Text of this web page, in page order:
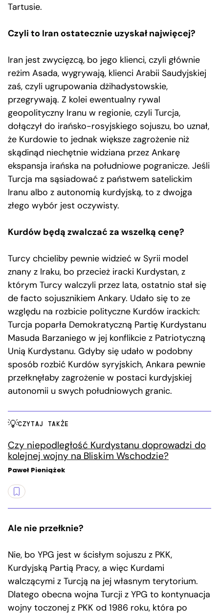
Tartusie.
Czyli to Iran ostatecznie uzyskał najwięcej?
Iran jest zwycięzcą, bo jego klienci, czyli głównie
reżim Asada, wygrywają, klienci Arabii Saudyjskiej
zaś, czyli ugrupowania dżihadystowskie,
przegrywają. Z kolei ewentualny rywal
geopolityczny Iranu w regionie, czyli Turcja,
dołączył do irańsko-rosyjskiego sojuszu, bo uznał,
że Kurdowie to jednak większe zagrożenie niż
skądinąd niechętnie widziana przez Ankarę
ekspansja irańska na południowe pogranicze. Jeśli
Turcja ma sąsiadować z państwem satelickim
Iranu albo z autonomią kurdyjską, to z dwojga
złego wybór jest oczywisty.
Kurdów będą zwalczać za wszelką cenę?
Turcy chcieliby pewnie widzieć w Syrii model
znany z Iraku, bo przecież iracki Kurdystan, z
którym Turcy walczyli przez lata, ostatnio stał się
de facto sojusznikiem Ankary. Udało się to ze
względu na rozbicie polityczne Kurdów irackich:
Turcja poparła Demokratyczną Partię Kurdystanu
Masuda Barzaniego w jej konflikcie z Patriotyczną
Unią Kurdystanu. Gdyby się udało w podobny
sposób rozbić Kurdów syryjskich, Ankara pewnie
przełknęłaby zagrożenie w postaci kurdyjskiej
autonomii u swych południowych granic.
CZYTAJ TAKŻE
Czy niepodległość Kurdystanu doprowadzi do
kolejnej wojny na Bliskim Wschodzie?
Paweł Pieniążek
Ale nie przełknie?
Nie, bo YPG jest w ścisłym sojuszu z PKK,
Kurdyjską Partią Pracy, a więc Kurdami
walczącymi z Turcją na jej własnym terytorium.
Dlatego obecna wojna Turcji z YPG to kontynuacja
wojny toczonej z PKK od 1986 roku, która po